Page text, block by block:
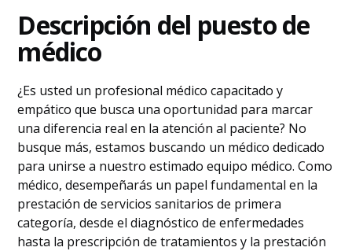
Descripción del puesto de
médico
¿Es usted un profesional médico capacitado y
empático que busca una oportunidad para marcar
una diferencia real en la atención al paciente? No
busque más, estamos buscando un médico dedicado
para unirse a nuestro estimado equipo médico. Como
médico, desempeñarás un papel fundamental en la
prestación de servicios sanitarios de primera
categoría, desde el diagnóstico de enfermedades
hasta la prescripción de tratamientos y la prestación